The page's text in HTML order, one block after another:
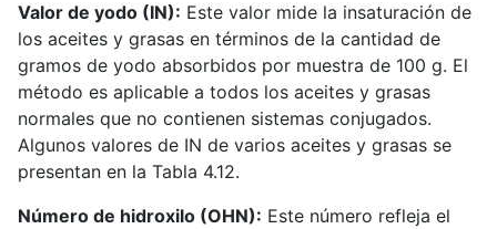
Valor de yodo (IN): Este valor mide la insaturación de
los aceites y grasas en términos de la cantidad de
gramos de yodo absorbidos por muestra de 100 g. El
método es aplicable a todos los aceites y grasas
normales que no contienen sistemas conjugados.
Algunos valores de IN de varios aceites y grasas se
presentan en la Tabla 4.12.
Número de hidroxilo (OHN): Este número refleja el